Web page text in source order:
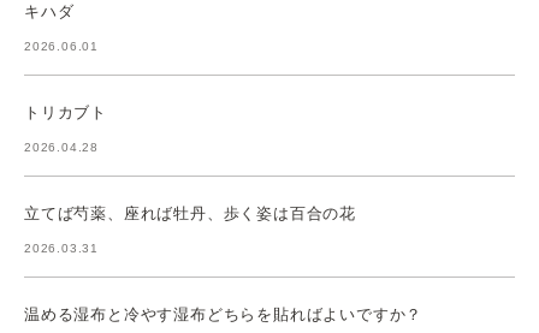
キハダ
2026.06.01
トリカブト
2026.04.28
立てば芍薬、座れば牡丹、歩く姿は百合の花
2026.03.31
温める湿布と冷やす湿布どちらを貼ればよいですか？